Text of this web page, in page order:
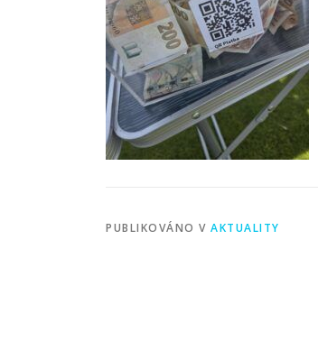
PUBLIKOVÁNO V AKTUALITY